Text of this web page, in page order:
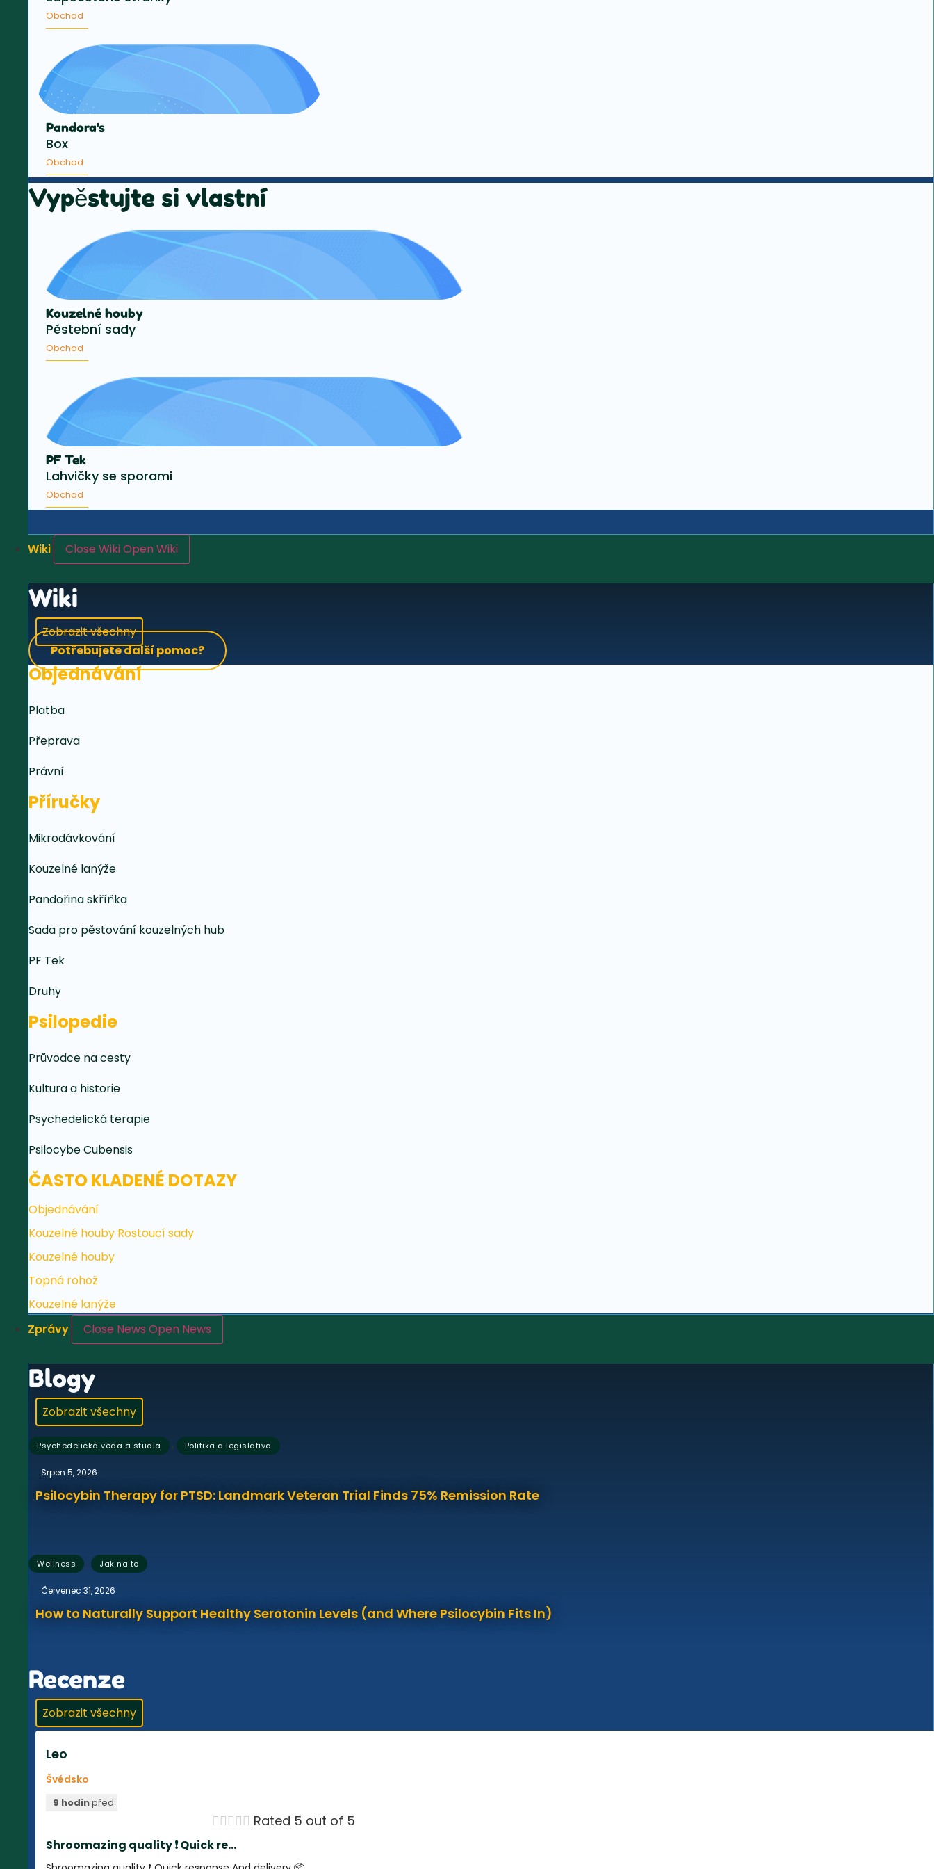
Obchod
Pandora's
Box
Obchod
Vypěstujte si vlastní
Kouzelné houby
Pěstební sady
Obchod
PF Tek
Lahvičky se sporami
Obchod
Wiki Close WikiOpen Wiki
Wiki
Zobrazit všechny
Potřebujete další pomoc?
Objednávání
Platba
Přeprava
Právní
Příručky
Mikrodávkování
Kouzelné lanýže
Pandořina skříňka
Sada pro pěstování kouzelných hub
PF Tek
Druhy
Psilopedie
Průvodce na cesty
Kultura a historie
Psychedelická terapie
Psilocybe Cubensis
ČASTO KLADENÉ DOTAZY
Objednávání
Kouzelné houby Rostoucí sady
Kouzelné houby
Topná rohož
Kouzelné lanýže
Zprávy
Close News Open News
Blogy
Zobrazit všechny
Psychedelická věda a studia , Politika a legislativa
Srpen 5, 2026
Psilocybin Therapy for PTSD: Landmark Veteran Trial Finds 75% Remission Rate
Wellness , Jak na to
Červenec 31, 2026
How to Naturally Support Healthy Serotonin Levels (and Where Psilocybin Fits In)
Recenze
Zobrazit všechny
Leo
Švédsko
9 hodinpřed
 Rated 5 out of 5
Shroomazing quality ❗️ Quick re...